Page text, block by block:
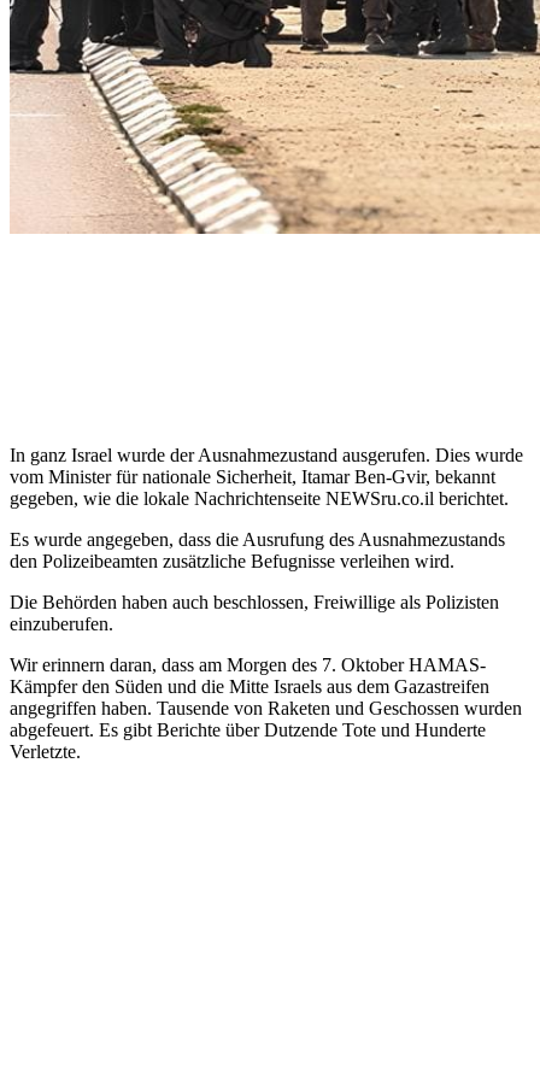
In ganz Israel wurde der Ausnahmezustand ausgerufen. Dies wurde
vom Minister für nationale Sicherheit, Itamar Ben-Gvir, bekannt
gegeben, wie die lokale Nachrichtenseite NEWSru.co.il berichtet.
Es wurde angegeben, dass die Ausrufung des Ausnahmezustands
den Polizeibeamten zusätzliche Befugnisse verleihen wird.
Die Behörden haben auch beschlossen, Freiwillige als Polizisten
einzuberufen.
Wir erinnern daran, dass am Morgen des 7. Oktober HAMAS-
Kämpfer den Süden und die Mitte Israels aus dem Gazastreifen
angegriffen haben. Tausende von Raketen und Geschossen wurden
abgefeuert. Es gibt Berichte über Dutzende Tote und Hunderte
Verletzte.